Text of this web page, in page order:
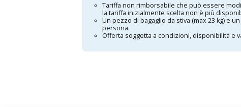
Tariffa non rimborsabile che può essere
la tariffa inizialmente scelta non è più
Un pezzo di bagaglio da stiva (max 23 kg) e
persona.
Offerta soggetta a condizioni, disponibilità e